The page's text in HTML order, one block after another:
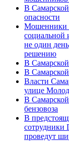
В
опасности
Мошенники
социальной
не один
решению
В Самарской
В
Власти
улице
В Самарской
бензовоза
В
сотрудники
проведут